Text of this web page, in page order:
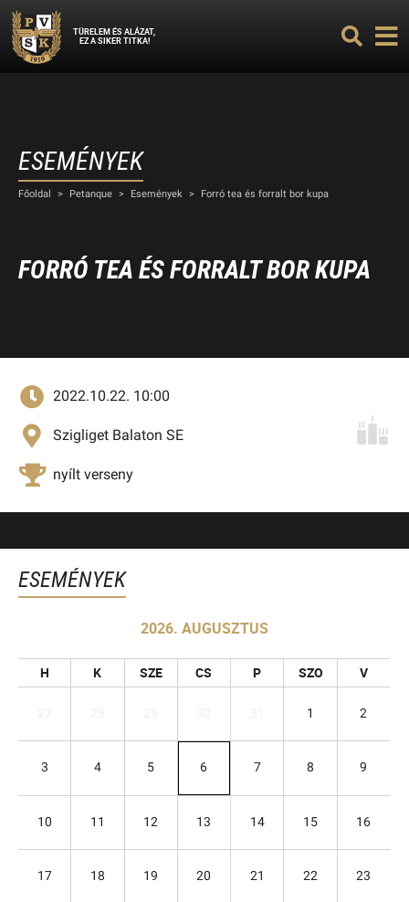
TÜRELEM ÉS ALÁZAT,
EZ A SIKER TITKA!
ESEMÉNYEK
Főoldal > Petanque > Események > Forró tea és forralt bor kupa
FORRÓ TEA ÉS FORRALT BOR KUPA
2022.10.22. 10:00
Szigliget Balaton SE
nyílt verseny
ESEMÉNYEK
2026. AUGUSZTUS
H K SZE CS P SZO V
1 2
3 4 5 6 7 8 9
10 11 12 13 14 15 16
17 18 19 20 21 22 23